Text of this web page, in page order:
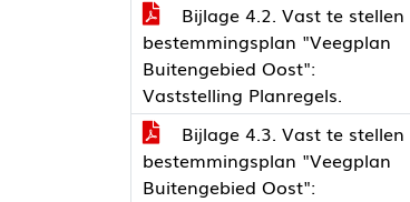
Bijlage 4.2. Vast te stellen
bestemmingsplan "Veegplan
Buitengebied Oost":
Vaststelling Planregels.
Bijlage 4.3. Vast te stellen
bestemmingsplan "Veegplan
Buitengebied Oost":